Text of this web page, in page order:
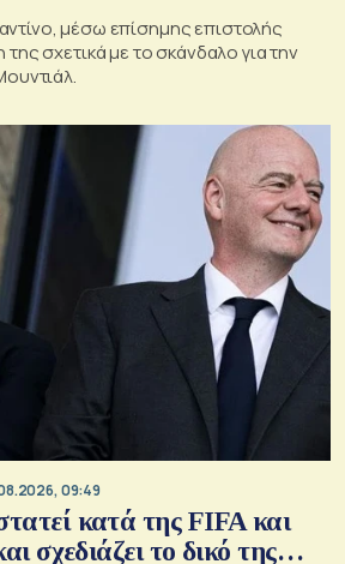
μέσω επίσημης επιστολής
σχετικά με το σκάνδαλο για την
09:49
κατά της FIFA και
σχεδιάζει το δικό της…